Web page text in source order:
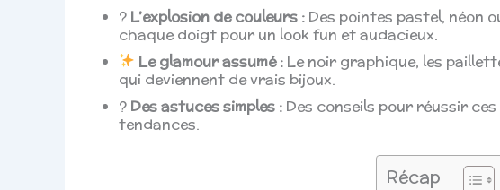
? L’explosion de couleurs : Des pointes pastel, néon
chaque doigt pour un look fun et audacieux.
Le glamour assumé : Le noir graphique, les
qui deviennent de vrais bijoux.
? Des astuces simples : Des conseils pour réussir
tendances.
Récap